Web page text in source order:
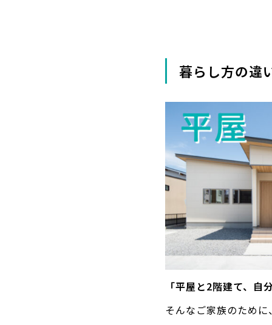
暮らし方の違
「平屋と2階建て、
そんなご家族のため